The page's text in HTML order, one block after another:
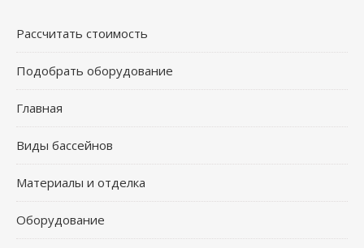
Рассчитать стоимость
Подобрать оборудование
Главная
Виды бассейнов
Материалы и отделка
Оборудование